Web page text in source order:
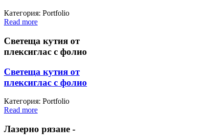
Категория: Portfolio
Read more
Светеща кутия от
плексиглас с фолио
Светеща кутия от
плексиглас с фолио
Категория: Portfolio
Read more
Лазерно рязане -